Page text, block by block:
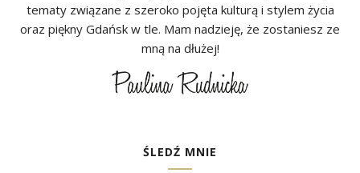
tematy związane z szeroko pojęta kulturą i stylem życia
oraz piękny Gdańsk w tle. Mam nadzieję, że zostaniesz ze
mną na dłużej!
ŚLEDŹ MNIE